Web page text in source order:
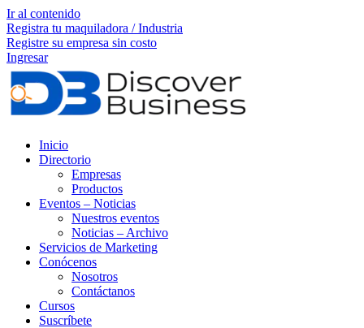
Ir al contenido
Registra tu maquiladora / Industria
Registre su empresa sin costo
Ingresar
Inicio
Directorio
Empresas
Productos
Eventos – Noticias
Nuestros eventos
Noticias – Archivo
Servicios de Marketing
Conócenos
Nosotros
Contáctanos
Cursos
Suscríbete